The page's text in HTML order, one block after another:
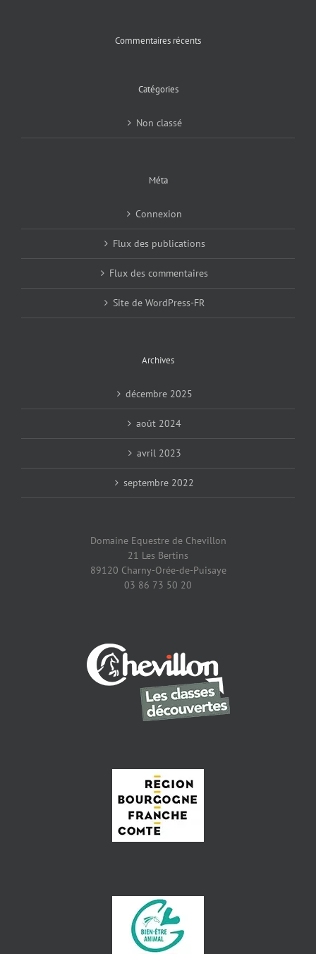
Commentaires récents
Catégories
Non classé
Méta
Connexion
Flux des publications
Flux des commentaires
Site de WordPress-FR
Archives
décembre 2025
août 2024
avril 2023
septembre 2022
Domaine Equestre de Chevillon
21 Les Bertins
89120 Charny-Orée-de-Puisaye
03 86 73 50 20